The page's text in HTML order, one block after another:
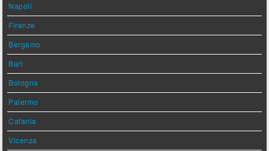
Napoli
Firenze
Bergamo
Bari
Bologna
Palermo
Catania
Vicenza